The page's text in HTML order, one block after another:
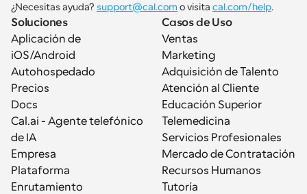
¿Necesitas ayuda? support@cal.com o visita cal.com/help.
Soluciones
Aplicación de
iOS/Android
Autohospedado
Precios
Docs
Cal.ai - Agente telefónico
de IA
Empresa
Plataforma
Enrutamiento
Casos de Uso
Ventas
Marketing
Adquisición de Talento
Atención al Cliente
Educación Superior
Telemedicina
Servicios Profesionales
Mercado de Contratación
Recursos Humanos
Tutoría